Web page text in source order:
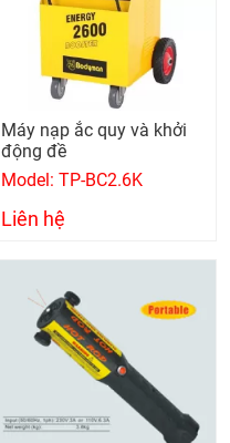
Máy nạp ắc quy và khởi
động đề
Model: TP-BC2.6K
Liên hệ